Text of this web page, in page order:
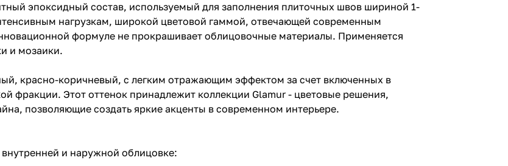
эпоксидный состав, используемый для заполнения плиточных швов шириной 1-
нагрузкам, широкой цветовой гаммой, отвечающей современным
формуле не прокрашивает облицовочные материалы. Применяется
и мозаики.
красно-коричневый, с легким отражающим эффектом за счет включенных в
фракции. Этот оттенок принадлежит коллекции Glamur - цветовые решения,
позволяющие создать яркие акценты в современном интерьере.
и наружной облицовке: